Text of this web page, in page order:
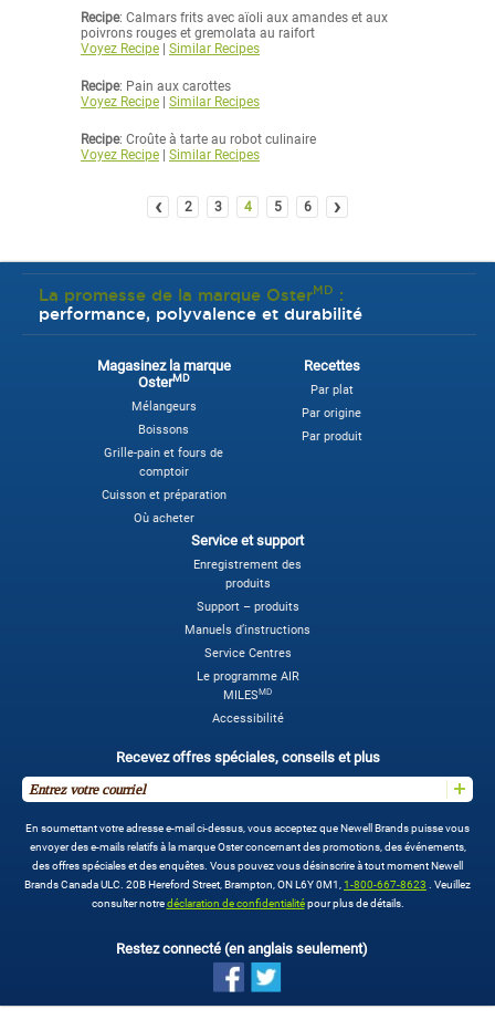
Recipe: Calmars frits avec aïoli aux amandes et aux
poivrons rouges et gremolata au raifort
Voyez Recipe
Similar Recipes
Recipe: Pain aux carottes
Voyez Recipe
Similar Recipes
Recipe: Croûte à tarte au robot culinaire
Voyez Recipe
Similar Recipes
‹ 2 3 4 5 6 ›
La promesse de la marque OsterMD :
performance, polyvalence et durabilité
Magasinez la marque
OsterMD
Mélangeurs
Boissons
Grille-pain et fours de
comptoir
Cuisson et préparation
Où acheter
Recettes
Par plat
Par origine
Par produit
Service et support
Enregistrement des
produits
Support – produits
Manuels d’instructions
Service Centres
Le programme AIR
MILESMD
Accessibilité
Recevez offres spéciales, conseils et plus
En soumettant votre adresse e-mail ci-dessus, vous acceptez que Newell Brands puisse vous
envoyer des e-mails relatifs à la marque Oster concernant des promotions, des événements,
des offres spéciales et des enquêtes. Vous pouvez vous désinscrire à tout moment Newell
Brands Canada ULC. 20B Hereford Street, Brampton, ON L6Y 0M1, 1-800-667-8623
. Veuillez
consulter notre déclaration de confidentialité pour plus de détails.
Restez connecté (en anglais seulement)